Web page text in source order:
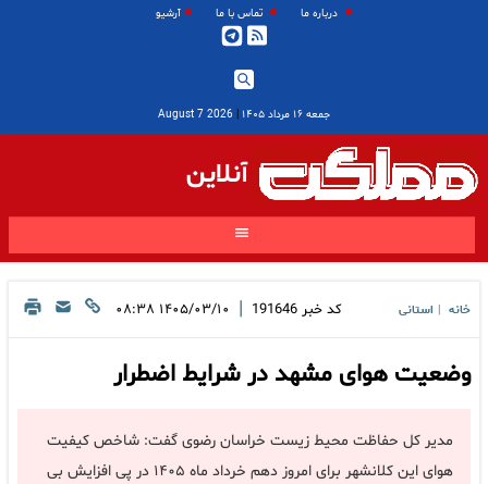
درباره ما تماس با ما آرشیو
جمعه ۱۶ مرداد ۱۴۰۵ |
2026 August 7
آنلاین
خانه استانی کد خبر 191646
| ۱۴۰۵/۰۳/۱۰ ۰۸:۳۸
وضعیت هوای مشهد در شرایط اضطرار
مدیر کل حفاظت محیط زیست خراسان رضوی گفت: شاخص کیفیت
هوای این کلانشهر برای امروز دهم خرداد ماه ۱۴۰۵ در پی افزایش بی